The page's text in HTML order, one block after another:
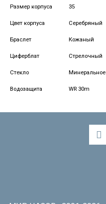
Размер корпуса 35
Цвет корпуса Серебряный
Браслет Кожаный
Циферблат Стрелочный
Стекло Минеральное
Водозащита WR 30m